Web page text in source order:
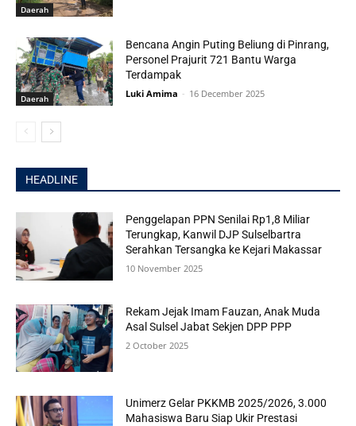
Daerah
Daerah
Bencana Angin Puting Beliung di Pinrang,
Personel Prajurit 721 Bantu Warga
Terdampak
Luki Amima - 16 December 2025
HEADLINE
Penggelapan PPN Senilai Rp1,8 Miliar
Terungkap, Kanwil DJP Sulselbartra
Serahkan Tersangka ke Kejari Makassar
10 November 2025
Rekam Jejak Imam Fauzan, Anak Muda
Asal Sulsel Jabat Sekjen DPP PPP
2 October 2025
Unimerz Gelar PKKMB 2025/2026, 3.000
Mahasiswa Baru Siap Ukir Prestasi